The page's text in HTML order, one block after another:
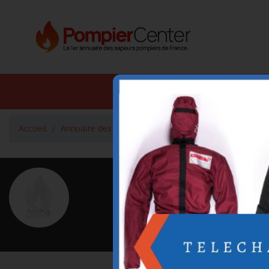
Accueil Annuaire des pompiers Lieutenant RAYMON Jean-
< Retour à la liste des pompiers
RAYMON
Grade : Lieutenant